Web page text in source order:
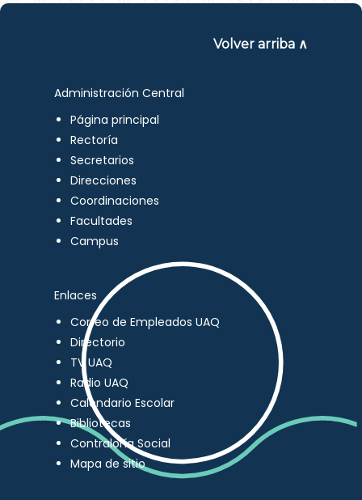
Volver arriba ∧
Administración Central
Página principal
Rectoría
Secretarios
Direcciones
Coordinaciones
Facultades
Campus
Enlaces
Correo de Empleados UAQ
Directorio
TV UAQ
Radio UAQ
Calendario Escolar
Bibliotecas
Contraloría Social
Mapa de sitio